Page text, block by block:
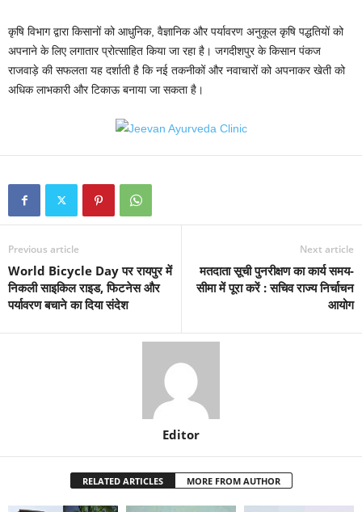
कृषि विभाग द्वारा किसानों को आधुनिक, वैज्ञानिक और पर्यावरण अनुकूल कृषि पद्धतियों को
अपनाने के लिए लगातार प्रोत्साहित किया जा रहा है। जगदीशपुर के किसान पंकज
राजवाड़े की सफलता यह दर्शाती है कि नई तकनीकों और नवाचारों को अपनाकर खेती को
अधिक लाभकारी और टिकाऊ बनाया जा सकता है।
Previous article
World Bicycle Day पर रायपुर में
निकली साइकिल राइड, फिटनेस और
पर्यावरण बचाने का दिया संदेश
Next article
मतदाता सूची पुनरीक्षण का कार्य समय-
सीमा में पूरा करें : सचिव राज्य निर्चाचन
आयोग
Editor
RELATED ARTICLES MORE FROM AUTHOR